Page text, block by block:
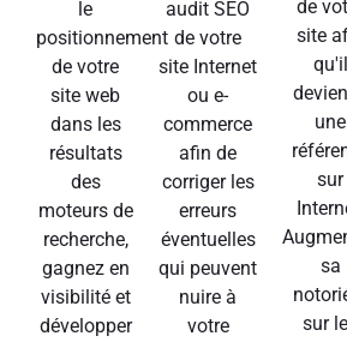
le
positionnement
de votre
site web
dans les
résultats
des
moteurs de
recherche,
gagnez en
visibilité et
développer
audit SEO
de votre
site Internet
ou e-
commerce
afin de
corriger les
erreurs
éventuelles
qui peuvent
nuire à
votre
de
site
qu'il
une
sur
sa
sur